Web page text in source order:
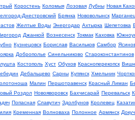
Коростень Коломыя Лозовая Лубны Новая
Днестровский Брянка Нововолынск
Желтые Воды Энергодар Ахтырка Шепетовка
Джанкой Вознесенск Токмак Каховка
Кузнецовск Борислав Васильков Самбор
Доброполье Синельниково Староконстантинов
Костополь Хуст Обухов Красноперекопск
Дебальцево Сарны Купянск Хмельник
Малин Першотравенск Красный Лиман
Роздол Новояворовск Бахчисарай Перевальск
Попасная Славутич Здолбунов Кролевец
Кременная Волноваха Полонное Армянск